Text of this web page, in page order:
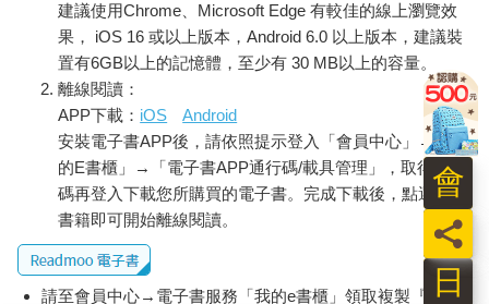
在土耳其一條平凡的街道上，賣著夾有白色乳酪和番茄的芝麻圈
餅、肉質Ｑ彈的烤牛肉丸（Izgara Köfte）、番茄牛肉燉白扁豆
（Etli Kuru Fasulye），還有各種豆類、小麥熬煮而成的濃湯，與
多種得喝幾杯無糖土耳其紅茶，才能平衡過來的甜食，對停留一
兩星期的旅人來說，足矣。
若你未曾邁出步伐，不會知道世界之大；若你未曾品嘗土耳其
菜，不會知道愛恨之分明。對我來說，亞歷山大烤肉（İskender
Kebabı）就是如此奇妙的存在。
那是我們在伊斯坦堡吃的第二餐，待服務生端上桌前，塞爾還鄭
重地對我們說：「這道烤肉料理比較特別，你們可能不適應或不
建議使用Chrome、Microsoft Edge 有較佳的線上瀏覽效
果， iOS 16 或以上版本，Android 6.0 以上版本，建議裝
置有6GB以上的記憶體，至少有 30 MB以上的容量。
離線閱讀：
APP下載： iOS
Android
安裝電子書APP後，請依照提示登入「會員中心」→「我
的E書櫃」→「電子書APP通行碼/載具管理」，取得通行
碼再登入下載您所購買的電子書。完成下載後，點選任一
書籍即可開始離線閱讀。
請至會員中心→電子書服務「我的e書櫃」領取複製『兌換
日
員
會